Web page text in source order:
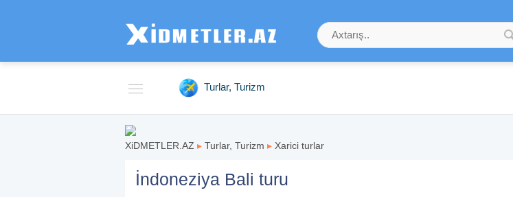
Turlar, Turizm
XiDMETLER.AZ ▸ Turlar, Turizm ▸ Xarici turlar
İndoneziya Bali turu